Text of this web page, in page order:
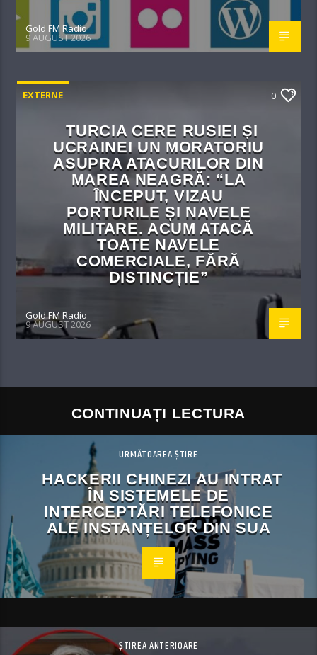
Gold FM Radio
9 AUGUST 2026
EXTERNE 0
TURCIA CERE RUSIEI ȘI
UCRAINEI UN MORATORIU
ASUPRA ATACURILOR DIN
MAREA NEAGRĂ: “LA
ÎNCEPUT, VIZAU
PORTURILE ȘI NAVELE
MILITARE. ACUM ATACĂ
TOATE NAVELE
COMERCIALE, FĂRĂ
DISTINCȚIE”
Gold FM Radio
9 AUGUST 2026
CONTINUAȚI LECTURA
URMĂTOAREA ȘTIRE
HACKERII CHINEZI AU INTRAT
ÎN SISTEMELE DE
INTERCEPTĂRI TELEFONICE
ALE INSTANȚELOR DIN SUA
ȘTIREA ANTERIOARE